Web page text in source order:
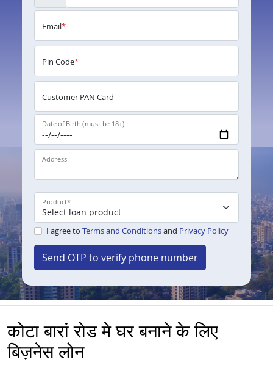
Email*
Pin Code*
Customer PAN Card
Date of Birth (must be 18+)
Address
Product*
I agree to Terms and Conditionsand Privacy Policy
Send OTP to verify phone number
कोटा बारां रोड मे घर बनाने के लिए
बिज़नेस लोन